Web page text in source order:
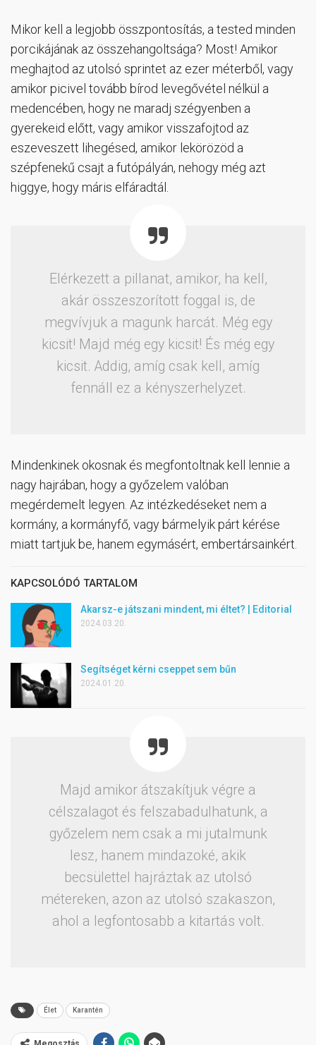
Mikor kell a legjobb összpontosítás, a tested minden
porcikájának az összehangoltsága? Most! Amikor
meghajtod az utolsó sprintet az ezer méterből, vagy
amikor picivel tovább bírod levegővétel nélkül a
medencében, hogy ne maradj szégyenben a
gyerekeid előtt, vagy amikor visszafojtod az
eszeveszett lihegésed, amikor lekörözöd a
szépfenekű csajt a futópályán, nehogy még azt
higgye, hogy máris elfáradtál.
Elérkezett a pillanat, amikor, ha kell,
akár összeszorított foggal is, de
megvívjuk a magunk harcát. Még egy
kicsit! Majd még egy kicsit! És még egy
kicsit. Addig, amíg csak kell, amíg
fennáll ez a kényszerhelyzet.
Mindenkinek okosnak és megfontoltnak kell lennie a
nagy hajrában, hogy a győzelem valóban
megérdemelt legyen. Az intézkedéseket nem a
kormány, a kormányfő, vagy bármelyik párt kérése
miatt tartjuk be, hanem egymásért, embertársainkért.
KAPCSOLÓDÓ TARTALOM
Akarsz-e játszani mindent, mi éltet? | Editorial
2024.03.20.
Segítséget kérni cseppet sem bűn
2024.01.20.
Majd amikor átszakítjuk végre a
célszalagot és felszabadulhatunk, a
győzelem nem csak a mi jutalmunk
lesz, hanem mindazoké, akik
becsülettel hajráztak az utolsó
métereken, azon az utolsó szakaszon,
ahol a legfontosabb a kitartás volt.
Élet Karantén